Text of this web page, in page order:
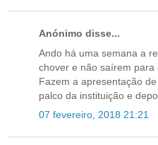
Anónimo disse...
Ando há uma semana a
chover e não saírem para
Fazem a apresentação
palco da instituição e
07 fevereiro, 2018 21:21